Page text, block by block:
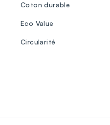
Coton durable
Eco Value
Circularité